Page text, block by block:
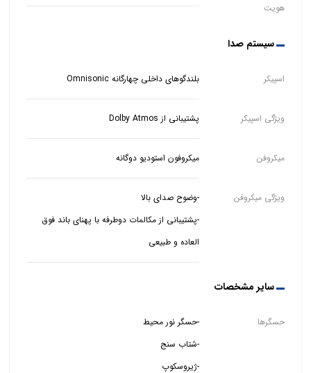
هویت
سیستم صدا
اسپیکر بلندگوهای داخلی چهارگانه Omnisonic
ویژگی اسپیکر پشتیبانی از Dolby Atmos
میکروفن میکروفون استودیو دوگانه
ویژگی میکروفن
-وضوح صدای بالا
-پشتیبانی از مکالمات دوطرفه با پهنای باند فوق
العاده و طبیعی
سایر مشخصات
حسگرها
-حسگر نور محیط